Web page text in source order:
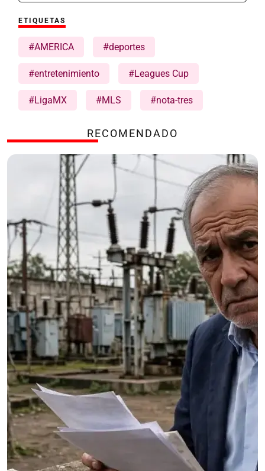
ETIQUETAS
#AMERICA #deportes
#entretenimiento #Leagues Cup
#LigaMX #MLS #nota-tres
RECOMENDADO